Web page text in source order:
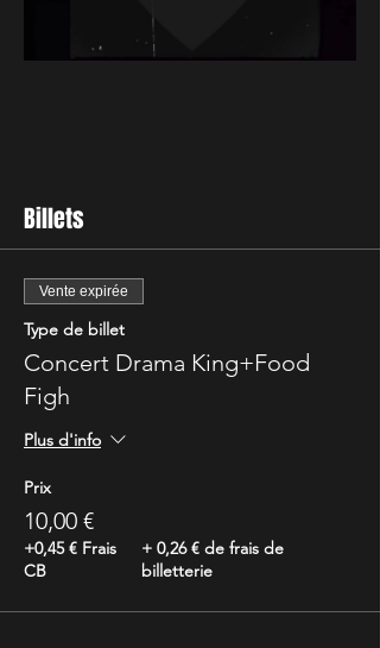
Billets
Vente expirée
Type de billet
Concert Drama King+Food
Figh
Plus d'info
Prix
10,00 €
+0,45 € Frais
CB
+ 0,26 € de frais de
billetterie